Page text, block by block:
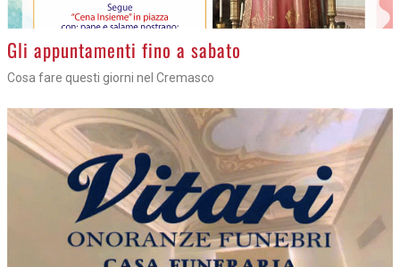
Gli appuntamenti fino a sabato
Cosa fare questi giorni nel Cremasco